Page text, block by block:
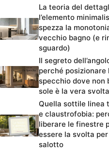
La teoria del
l’elemento
spezza la
vecchio bagno (e
sguardo)
Il segreto
perché posizionare
specchio dove non
sole è la vera
Quella sottile linea
e claustrofobia:
liberare le finestre
essere la svolta
salotto